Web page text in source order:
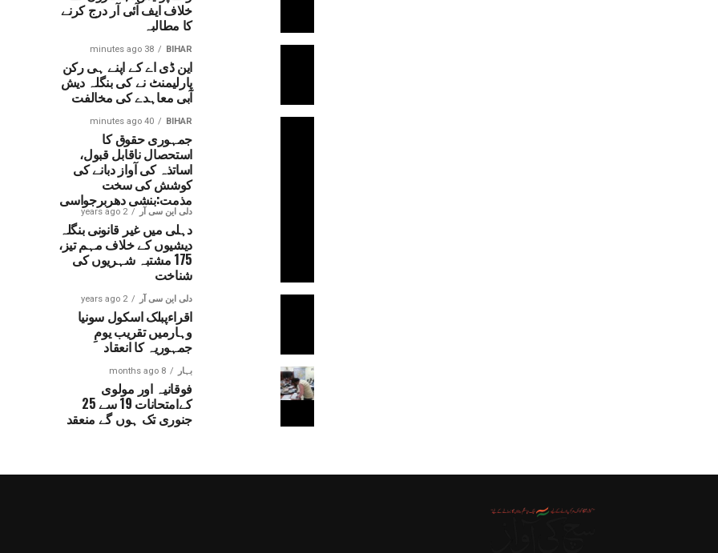
خلاف ایف آئی آر درج کرنے
کا مطالبہ
BIHAR
38 minutes ago
این ڈی اے کے اپنے ہی رکن
پارلیمنٹ نے کی بنگلہ دیش
آبی معاہدے کی مخالفت
BIHAR
40 minutes ago
جمہوری حقوق کا
استحصال ناقابل قبول،
اساتذہ کی آواز دبانے کی
کوشش کی سخت
مذمت:بنشی دھربرجواسی
دلی این سی آر 2 years ago
دہلی میں غیر قانونی بنگلہ
دیشیوں کے خلاف مہم تیز،
175 مشتبہ شہریوں کی
شناخت
دلی این سی آر 2 years ago
اقراءپبلک اسکول سونیا
وہارمیں تقریب یومِ
جمہوریہ کا انعقاد
بہار 8 months ago
فوقانیہ اور مولوی
کےامتحانات 19 سے 25
جنوری تک ہوں گے منعقد